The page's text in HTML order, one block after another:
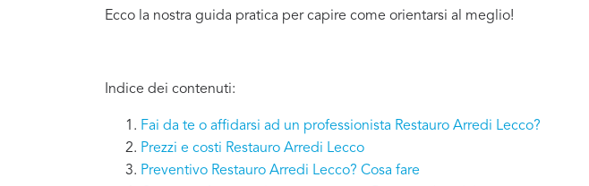
Ecco la nostra guida pratica per capire come orientarsi al meglio!
Indice dei contenuti:
Fai da te o affidarsi ad un professionista Restauro Arredi Lecco?
Prezzi e costi Restauro Arredi Lecco
Preventivo Restauro Arredi Lecco? Cosa fare